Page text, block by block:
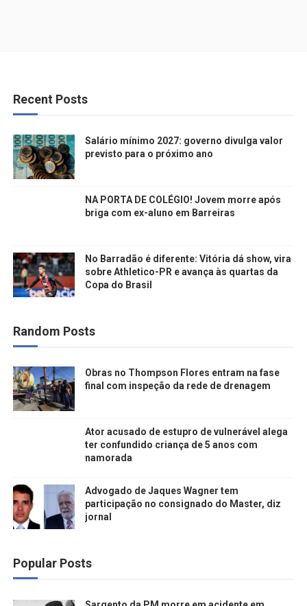
Recent Posts
Salário mínimo 2027: governo divulga valor
previsto para o próximo ano
NA PORTA DE COLÉGIO! Jovem morre após
briga com ex-aluno em Barreiras
No Barradão é diferente: Vitória dá show, vira
sobre Athletico-PR e avança às quartas da
Copa do Brasil
Random Posts
Obras no Thompson Flores entram na fase
final com inspeção da rede de drenagem
Ator acusado de estupro de vulnerável alega
ter confundido criança de 5 anos com
namorada
Advogado de Jaques Wagner tem
participação no consignado do Master, diz
jornal
Popular Posts